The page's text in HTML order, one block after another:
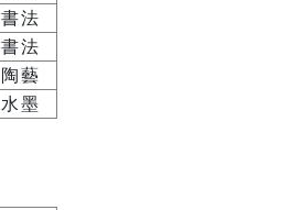
書法
書法
陶藝
水墨